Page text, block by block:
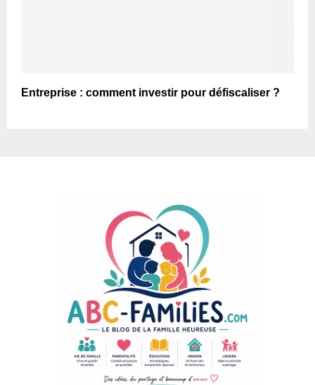
Entreprise : comment investir pour défiscaliser ?